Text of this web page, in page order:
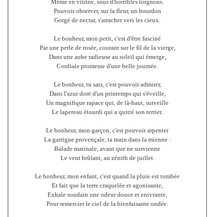
Même en vitrine, sous d'horribles lorgnons.
Pouvoir observer, sur la fleur, un bourdon
Gorgé de nectar, s'arracher vers les cieux.
Le bonheur, mon petit, c'est d'être fasciné
Par une perle de rosée, courant sur le fil de la vierge,
Dans une aube radieuse au soleil qui émerge,
Cordiale promesse d'une belle journée.
Le bonheur, tu sais, c'est pouvoir admirer,
Dans l'azur doré d'un printemps qui s'éveille,
Un magnifique rapace qui, de là-haut, surveille
Le lapereau étourdi qui a quitté son terrier.
Le bonheur, mon garçon, c'est pouvoir arpenter
La garrigue provençale, ta main dans la mienne :
Balade matinale, avant que ne survienne
Le vent brûlant, au zénith de juillet.
Le bonheur, mon enfant, c'est quand la pluie est tombée
Et fait que la terre craquelée et agonisante,
Exhale soudain une odeur douce et enivrante,
Pour remercier le ciel de la bienfaisante ondée.